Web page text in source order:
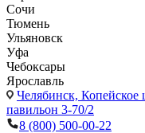
Сочи
Тюмень
Ульяновск
Уфа
Чебоксары
Ярославль
Челябинск, Копейское
павильон 3-70/2
8 (800) 500-00-22